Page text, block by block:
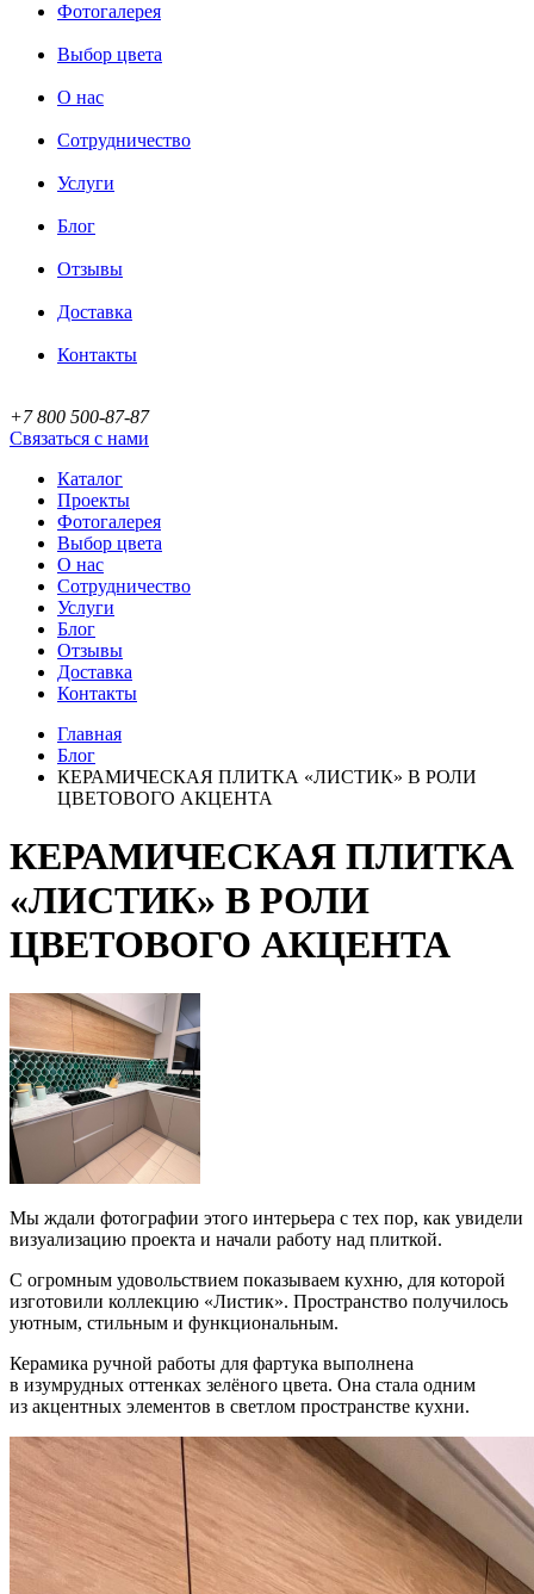
Фотогалерея
Выбор цвета
О нас
Сотрудничество
Услуги
Блог
Отзывы
Доставка
Контакты
+7 800 500-87-87
Связаться с нами
Каталог
Проекты
Фотогалерея
Выбор цвета
О нас
Сотрудничество
Услуги
Блог
Отзывы
Доставка
Контакты
Главная
Блог
КЕРАМИЧЕСКАЯ ПЛИТКА «ЛИСТИК» В РОЛИ
ЦВЕТОВОГО АКЦЕНТА
КЕРАМИЧЕСКАЯ ПЛИТКА
«ЛИСТИК» В РОЛИ
ЦВЕТОВОГО АКЦЕНТА
Мы ждали фотографии этого интерьера с тех пор, как увидели
визуализацию проекта и начали работу над плиткой.
С огромным удовольствием показываем кухню, для которой
изготовили коллекцию «Листик». Пространство получилось
уютным, стильным и функциональным.
Керамика ручной работы для фартука выполнена
в изумрудных оттенках зелёного цвета. Она стала одним
из акцентных элементов в светлом пространстве кухни.